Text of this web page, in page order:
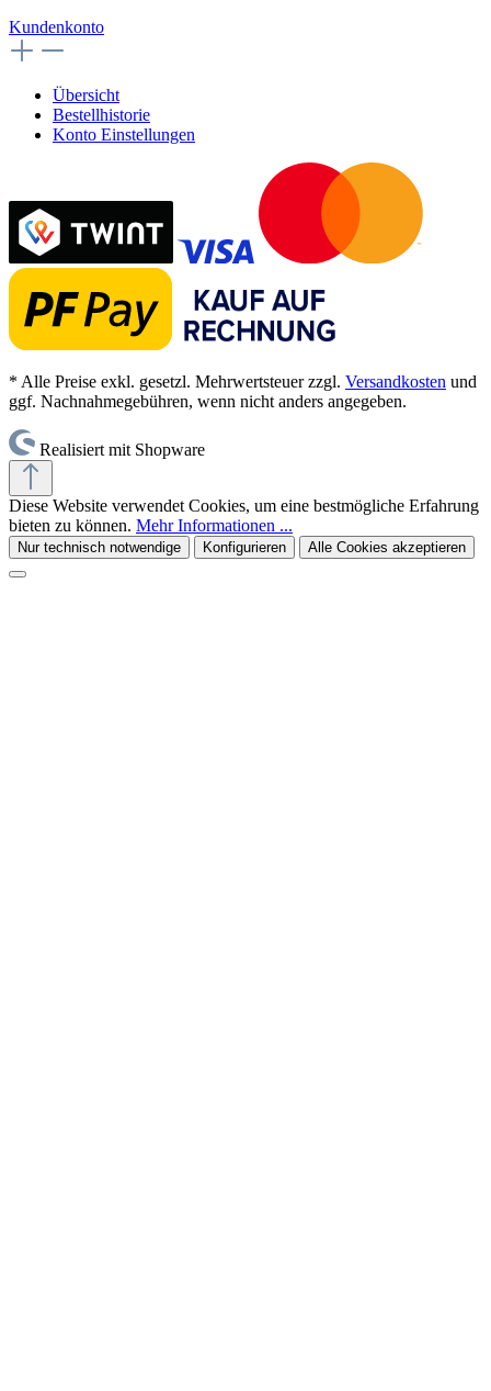
Kundenkonto
Übersicht
Bestellhistorie
Konto Einstellungen
* Alle Preise exkl. gesetzl. Mehrwertsteuer zzgl. Versandkosten und
ggf. Nachnahmegebühren, wenn nicht anders angegeben.
Realisiert mit Shopware
Diese Website verwendet Cookies, um eine bestmögliche Erfahrung
bieten zu können. Mehr Informationen ...
Nur technisch notwendige Konfigurieren Alle Cookies akzeptieren